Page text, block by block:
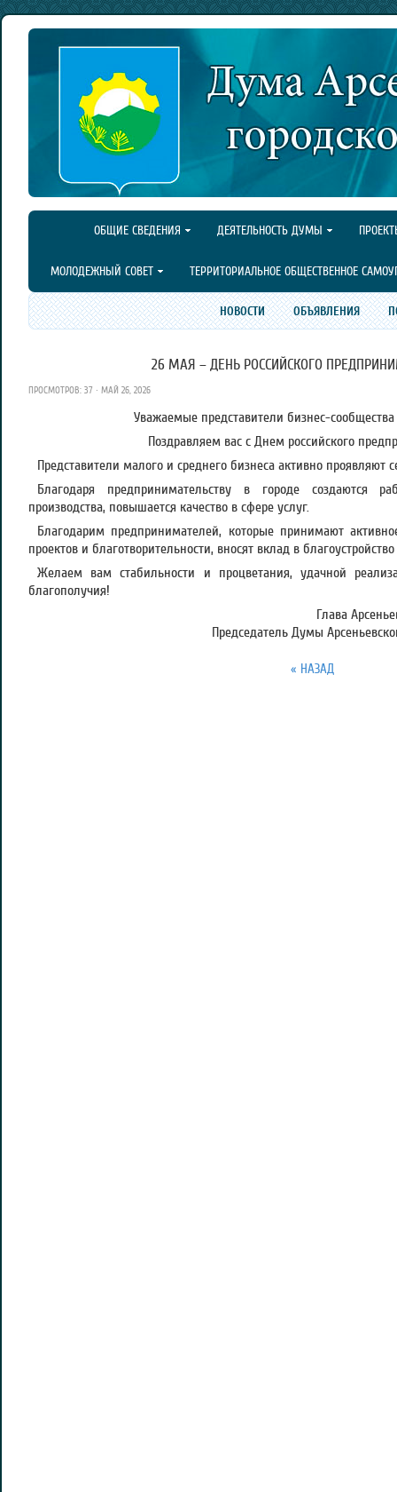
ОБЩИЕ СВЕДЕНИЯ ДЕЯТЕЛЬНОСТЬ ДУМЫ
МОЛОДЕЖНЫЙ СОВЕТ ТЕРРИТОРИАЛЬНОЕ ОБЩЕСТВЕННОЕ
НОВОСТИ ОБЪЯВЛЕНИЯ
26 МАЯ – ДЕНЬ РОССИЙСКОГО
ПРОСМОТРОВ: 37 · МАЙ 26, 2026
Уважаемые представители бизнес-сообщества
Поздравляем вас с Днем российского
Представители малого и среднего бизнеса активно проявляют
Благодаря предпринимательству в городе создаются
производства, повышается качество в сфере услуг.
Благодарим предпринимателей, которые принимают
проектов и благотворительности, вносят вклад в
Желаем вам стабильности и процветания, удачной
благополучия!
Глава
Председатель Думы
« НАЗАД